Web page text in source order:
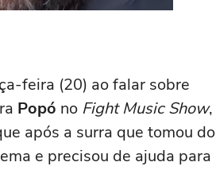
feira (20) ao falar sobre
Popó no Fight Music Show,
após a surra que tomou do
e precisou de ajuda para